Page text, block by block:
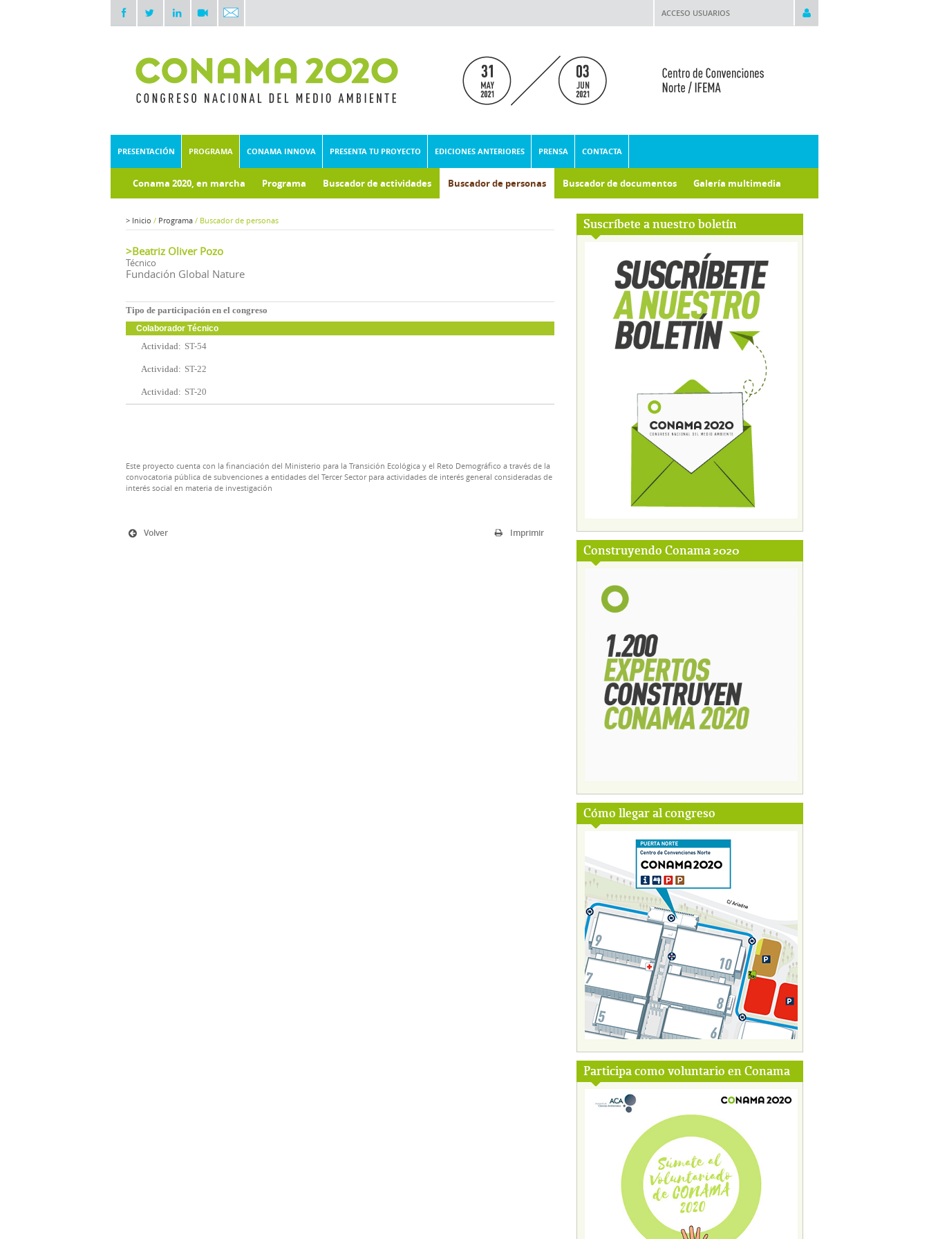
ACCESO USUARIOS
PRESENTACIÓN PROGRAMA CONAMA INNOVA PRESENTA TU PROYECTO EDICIONES ANTERIORES PRENSA CONTACTA
Conama 2020, en marcha Programa Buscador de actividades Buscador de personas Buscador de documentos Galería multimedia
Suscríbete a nuestro boletín
Construyendo Conama 2020
Cómo llegar al congreso
Participa como voluntario en Conama
> Inicio / Programa / Buscador de personas
>Beatriz Oliver Pozo
Técnico
Fundación Global Nature
Tipo de participación en el congreso
Colaborador Técnico
Actividad: ST-54
Actividad: ST-22
Actividad: ST-20
Este proyecto cuenta con la financiación del Ministerio para la Transición Ecológica y el Reto Demográfico a través de la
convocatoria pública de subvenciones a entidades del Tercer Sector para actividades de interés general consideradas de
interés social en materia de investigación
Imprimir
Volver